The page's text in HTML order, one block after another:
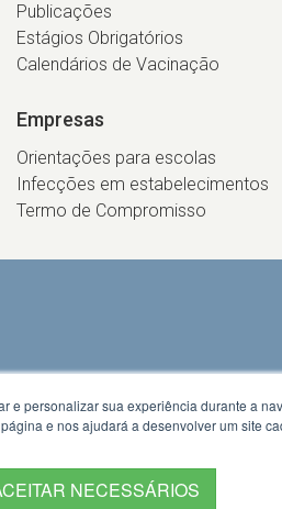
Publicações
Estágios Obrigatórios
Calendários de Vacinação
Empresas
Orientações para escolas
Infecções em estabelecimentos
Termo de Compromisso
personalizar sua experiência durante a
e nos ajudará a desenvolver um site
NECESSÁRIOS